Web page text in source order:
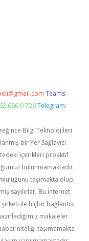
Teams:
606 0 726 Telegram:
Bilgi Teknolojileri
bir Yer Sağlayıcı
içerikleri proaktif
bulunmamaktadır.
taşımakta olup,
sayılırlar. Bu internet
ile hiçbir bağlantısı
makaleler
niteliği taşımamakta